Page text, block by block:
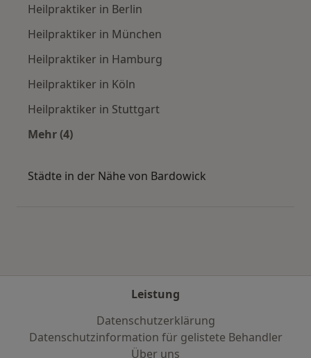
Heilpraktiker in Berlin
Heilpraktiker in München
Heilpraktiker in Hamburg
Heilpraktiker in Köln
Heilpraktiker in Stuttgart
Mehr (4)
Städte in der Nähe von Bardowick
Leistung
Datenschutzerklärung
Datenschutzinformation für gelistete Behandler
Über uns